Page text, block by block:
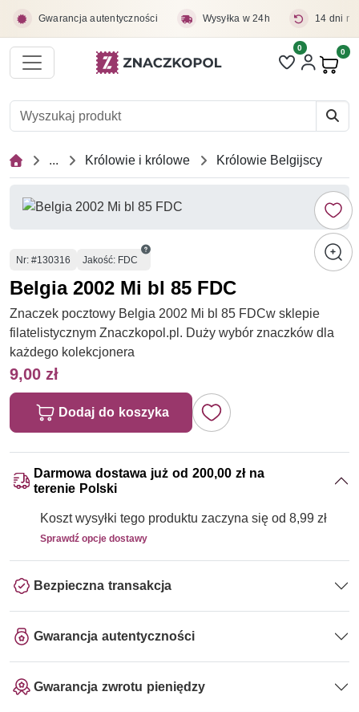
Gwarancja autentyczności Wysyłka w 24h 14 dni
Liczba pozycji
0 0
... Królowie i królowe Królowie Belgijscy
Numer
Nr: #130316 Jakość: FDC
Belgia 2002 Mi bl 85 FDC
Znaczek pocztowy Belgia 2002 Mi bl 85 FDCw sklepie
filatelistycznym Znaczkopol.pl. Duży wybór znaczków dla
każdego kolekcjonera
9,00 zł
Dodaj do koszyka
Darmowa dostawa już od 200,00 zł na
terenie Polski
Koszt wysyłki tego produktu zaczyna się od 8,99 zł
Sprawdź opcje dostawy
Bezpieczna transakcja
Gwarancja autentyczności
Gwarancja zwrotu pieniędzy